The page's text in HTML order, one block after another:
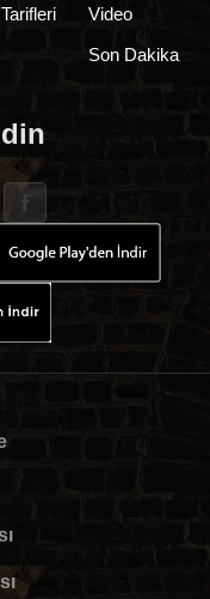
Video
Son Dakika